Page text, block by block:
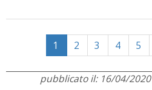
1 2 3 4 5
pubblicato il: 16/04/